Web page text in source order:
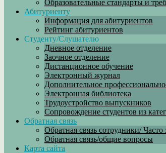
Образовательные стандарты и
Абитуриенту
Информация для абитуриентов
Рейтинг абитуриентов
Студенту/Слушателю
Дневное отделение
Заочное отделение
Дистанционное обучение
Электронный журнал
Дополнительное
Электронная библиотека
Трудоустройство выпускников
Сопровождение студентов из
Обратная связь
Обратная связь сотрудники/
Обратная связь/общие вопросы
Карта сайта